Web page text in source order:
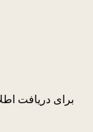
برای دریافت